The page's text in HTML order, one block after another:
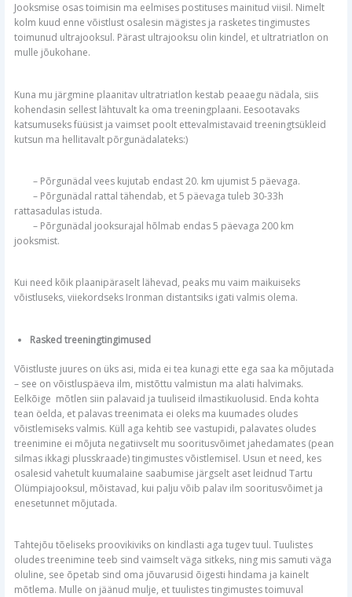
Jooksmise osas toimisin ma eelmises postituses mainitud viisil. Nimelt
kolm kuud enne võistlust osalesin mägistes ja rasketes tingimustes
toimunud ultrajooksul. Pärast ultrajooksu olin kindel, et ultratriatlon on
mulle jõukohane.
Kuna mu järgmine plaanitav ultratriatlon kestab peaaegu nädala, siis
kohendasin sellest lähtuvalt ka oma treeningplaani. Eesootavaks
katsumuseks füüsist ja vaimset poolt ettevalmistavaid treeningtsükleid
kutsun ma hellitavalt põrgunädalateks:)
– Põrgunädal vees kujutab endast 20. km ujumist 5 päevaga.
– Põrgunädal rattal tähendab, et 5 päevaga tuleb 30-33h
rattasadulas istuda.
– Põrgunädal jooksurajal hõlmab endas 5 päevaga 200 km
jooksmist.
Kui need kõik plaanipäraselt lähevad, peaks mu vaim maikuiseks
võistluseks, viiekordseks Ironman distantsiks igati valmis olema.
Rasked treeningtingimused
Võistluste juures on üks asi, mida ei tea kunagi ette ega saa ka mõjutada
– see on võistluspäeva ilm, mistõttu valmistun ma alati halvimaks.
Eelkõige mõtlen siin palavaid ja tuuliseid ilmastikuolusid. Enda kohta
tean öelda, et palavas treenimata ei oleks ma kuumades oludes
võistlemiseks valmis. Küll aga kehtib see vastupidi, palavates oludes
treenimine ei mõjuta negatiivselt mu sooritusvõimet jahedamates (pean
silmas ikkagi plusskraade) tingimustes võistlemisel. Usun et need, kes
osalesid vahetult kuumalaine saabumise järgselt aset leidnud Tartu
Olümpiajooksul, mõistavad, kui palju võib palav ilm sooritusvõimet ja
enesetunnet mõjutada.
Tahtejõu tõeliseks proovikiviks on kindlasti aga tugev tuul. Tuulistes
oludes treenimine teeb sind vaimselt väga sitkeks, ning mis samuti väga
oluline, see õpetab sind oma jõuvarusid õigesti hindama ja kainelt
mõtlema. Mulle on jäänud mulje, et tuulistes tingimustes toimuval